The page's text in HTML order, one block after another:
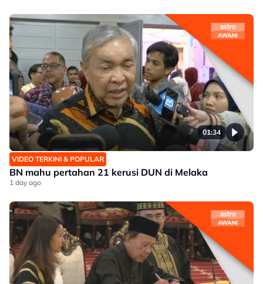
01:34
VIDEO TERKINI & POPULAR
BN mahu pertahan 21 kerusi DUN di Melaka
1 day ago